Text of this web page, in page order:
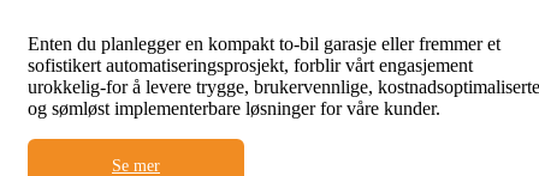
Enten du planlegger en kompakt to-bil garasje eller fremmer et
sofistikert automatiseringsprosjekt, forblir vårt engasjement
urokkelig-for å levere trygge, brukervennlige, kostnadsoptimaliserte
og sømløst implementerbare løsninger for våre kunder.
Se mer